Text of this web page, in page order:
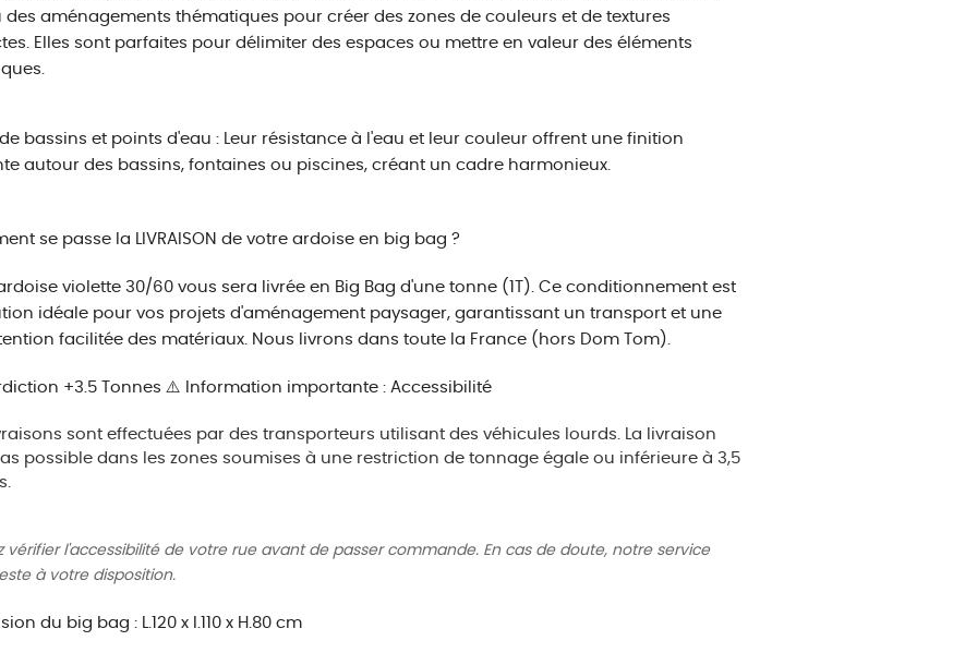
des aménagements thématiques pour créer des zones de couleurs et de textures
Elles sont parfaites pour délimiter des espaces ou mettre en valeur des éléments
bassins et points d'eau : Leur résistance à l'eau et leur couleur offrent une finition
autour des bassins, fontaines ou piscines, créant un cadre harmonieux.
se passe la LIVRAISON de votre ardoise en big bag ?
violette 30/60 vous sera livrée en Big Bag d'une tonne (1T). Ce conditionnement est
idéale pour vos projets d'aménagement paysager, garantissant un transport et une
facilitée des matériaux. Nous livrons dans toute la France (hors Dom Tom).
⚠️ Information importante : Accessibilité
sont effectuées par des transporteurs utilisant des véhicules lourds. La livraison
possible dans les zones soumises à une restriction de tonnage égale ou inférieure à 3,5
vérifier l'accessibilité de votre rue avant de passer commande. En cas de doute, notre service
à votre disposition.
du big bag : L.120 x l.110 x H.80 cm